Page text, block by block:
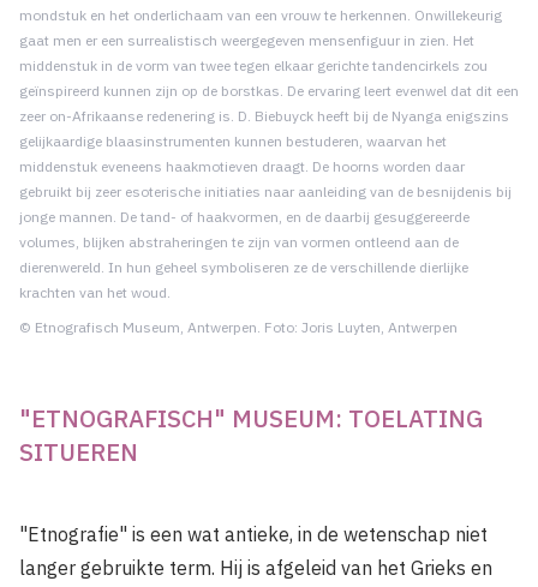
mondstuk en het onderlichaam van een vrouw te herkennen. Onwillekeurig
gaat men er een surrealistisch weergegeven mensenfiguur in zien. Het
middenstuk in de vorm van twee tegen elkaar gerichte tandencirkels zou
geïnspireerd kunnen zijn op de borstkas. De ervaring leert evenwel dat dit een
zeer on-Afrikaanse redenering is. D. Biebuyck heeft bij de Nyanga enigszins
gelijkaardige blaasinstrumenten kunnen bestuderen, waarvan het
middenstuk eveneens haakmotieven draagt. De hoorns worden daar
gebruikt bij zeer esoterische initiaties naar aanleiding van de besnijdenis bij
jonge mannen. De tand- of haakvormen, en de daarbij gesuggereerde
volumes, blijken abstraheringen te zijn van vormen ontleend aan de
dierenwereld. In hun geheel symboliseren ze de verschillende dierlijke
krachten van het woud.
© Etnografisch Museum, Antwerpen. Foto: Joris Luyten, Antwerpen
"ETNOGRAFISCH" MUSEUM: TOELATING
SITUEREN
"Etnografie" is een wat antieke, in de wetenschap niet
langer gebruikte term. Hij is afgeleid van het Grieks en